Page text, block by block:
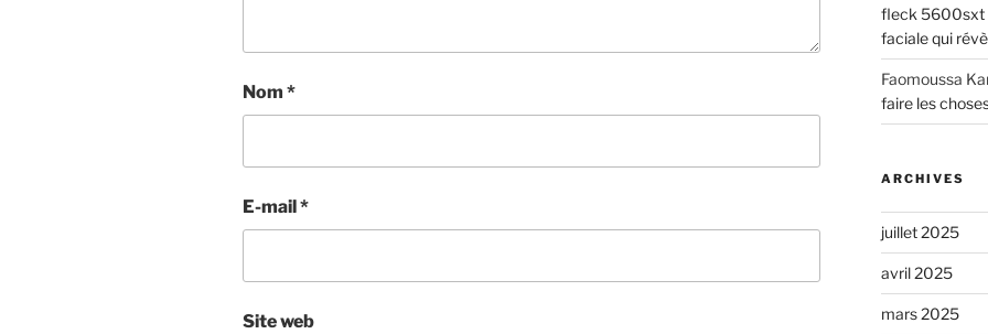
Nom *
E-mail*
Site web
fleck
faciale qui
Faomoussa
faire les
ARCHIVES
juillet 2025
avril 2025
mars 2025